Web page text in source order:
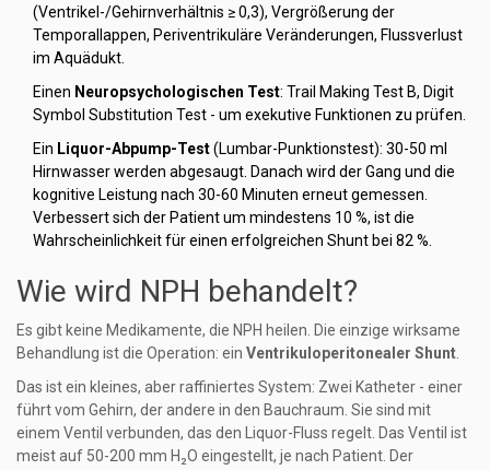
(Ventrikel-/Gehirnverhältnis ≥ 0,3), Vergrößerung der
Temporallappen, Periventrikuläre Veränderungen, Flussverlust
im Aquädukt.
Einen Neuropsychologischen Test: Trail Making Test B, Digit
Symbol Substitution Test - um exekutive Funktionen zu prüfen.
Ein Liquor-Abpump-Test(Lumbar-Punktionstest): 30-50 ml
Hirnwasser werden abgesaugt. Danach wird der Gang und die
kognitive Leistung nach 30-60 Minuten erneut gemessen.
Verbessert sich der Patient um mindestens 10 %, ist die
Wahrscheinlichkeit für einen erfolgreichen Shunt bei 82 %.
Wie wird NPH behandelt?
Es gibt keine Medikamente, die NPH heilen. Die einzige wirksame
Behandlung ist die Operation: ein Ventrikuloperitonealer Shunt
Das ist ein kleines, aber raffiniertes System: Zwei Katheter - einer
führt vom Gehirn, der andere in den Bauchraum. Sie sind mit
einem Ventil verbunden, das den Liquor-Fluss regelt. Das Ventil ist
meist auf 50-200 mm H₂O eingestellt, je nach Patient. Der